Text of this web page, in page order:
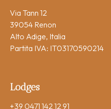
Via Tann 12
39054 Renon
Alto Adige, Italia
Partita IVA: IT03170590214
Lodges
+39 0471 142 12 91